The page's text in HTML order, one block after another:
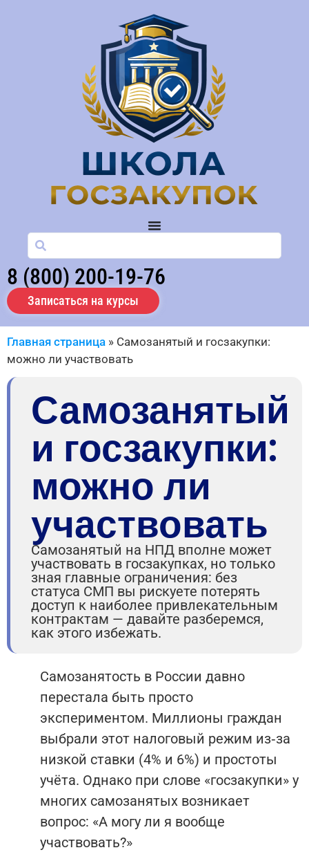
8 (800) 200-19-76
Записаться на курсы
Главная страница » Самозанятый и госзакупки:
можно ли участвовать
Самозанятый
и госзакупки:
можно ли
участвовать
Самозанятый на НПД вполне может
участвовать в госзакупках, но только
зная главные ограничения: без
статуса СМП вы рискуете потерять
доступ к наиболее привлекательным
контрактам — давайте разберемся,
как этого избежать.
Самозанятость в России давно
перестала быть просто
экспериментом. Миллионы граждан
выбрали этот налоговый режим из‑за
низкой ставки (4% и 6%) и простоты
учёта. Однако при слове «госзакупки» у
многих самозанятых возникает
вопрос: «А могу ли я вообще
участвовать?»